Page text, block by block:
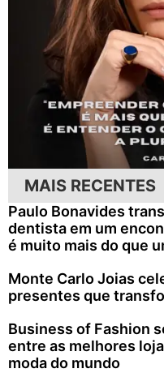
MAIS RECENTES
Paulo Bonavides
dentista em um
é muito mais do que
Monte Carlo Joias
presentes que
Business of Fashion
entre as melhores
moda do mundo